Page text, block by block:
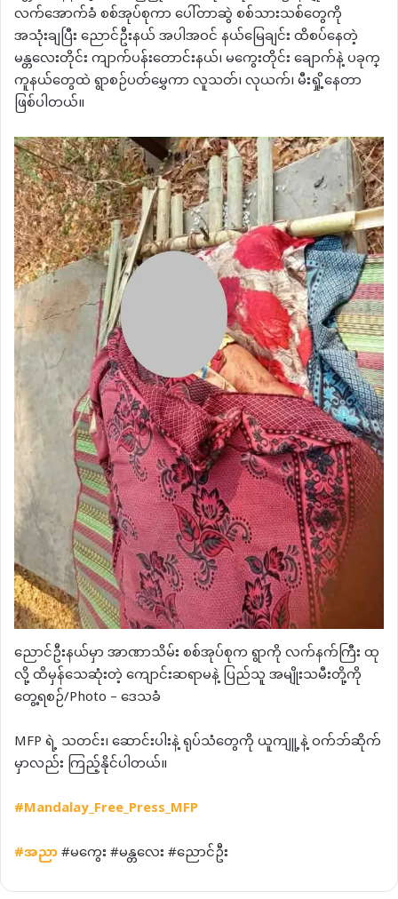
လက်အောက်ခံ စစ်အုပ်စုကာ ပေါ်တာဆွဲ စစ်သားသစ်တွေကို
အသုံးချပြီး ညောင်ဦးနယ် အပါအဝင် နယ်မြေချင်း ထိစပ်နေတဲ့
မန္တလေးတိုင်း ကျာက်ပန်းတောင်းနယ်၊ မကွေးတိုင်း ချောက်နဲ့ ပခုက္
ကူနယ်တွေထဲ ရွာစဉ်ပတ်မွှေကာ လူသတ်၊ လုယက်၊ မီးရှို့နေတာ
ဖြစ်ပါတယ်။
ညောင်ဦးနယ်မှာ အာဏာသိမ်း စစ်အုပ်စုက ရွာကို လက်နက်ကြီး ထု
လို့ ထိမှန်သေဆုံးတဲ့ ကျောင်းဆရာမနဲ့ ပြည်သူ အမျိုးသမီးတို့ကို
တွေ့ရစဉ်/Photo – ဒေသခံ
MFP ရဲ့ သတင်း၊ ဆောင်းပါးနဲ့ ရုပ်သံတွေကို ယူကျူ့နဲ့ ဝက်ဘ်ဆိုက်
မှာလည်း ကြည့်နိုင်ပါတယ်။
#Mandalay_Free_Press_MFP
#အညာ#မကွေး #မန္တလေး #ညောင်ဦး